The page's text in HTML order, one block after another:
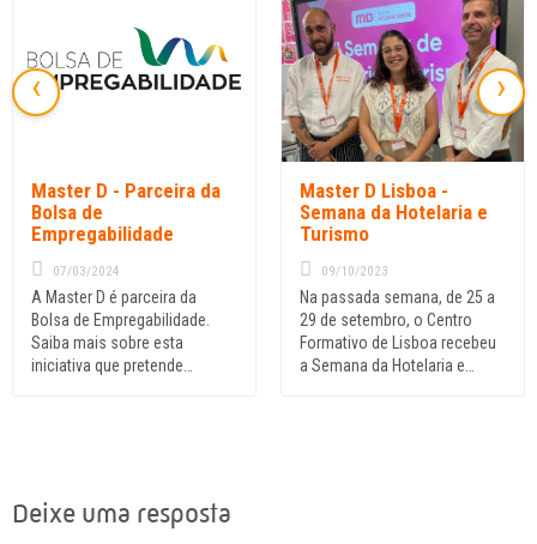
Master D - Parceira da
Bolsa de
Empregabilidade
07/03/2024
A Master D é parceira da
Bolsa de Empregabilidade.
Saiba mais sobre esta
iniciativa que pretende
Master D Lisboa -
Semana da Hotelaria e
Turismo
09/10/2023
Na passada semana, de 25 a
29 de setembro, o Centro
Formativo de Lisboa recebeu
a Semana da Hotelaria e
‹ ›
Deixe uma resposta